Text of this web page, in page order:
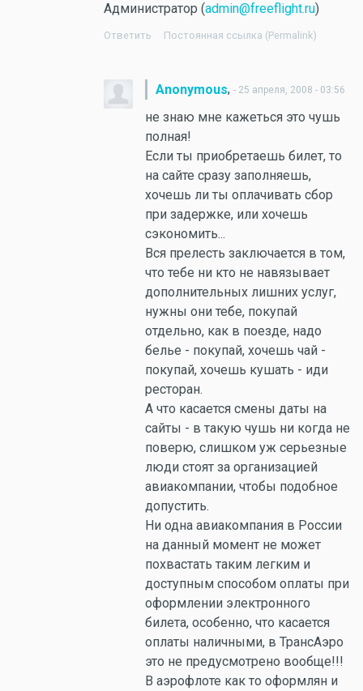
Администратор (admin@freeflight.ru)
Ответить Постоянная ссылка (Permalink)
Anonymous, - 25 апреля, 2008 - 03:56
не знаю мне кажеться это чушь
полная!
Если ты приобретаешь билет, то
на сайте сразу заполняешь,
хочешь ли ты оплачивать сбор
при задержке, или хочешь
сэкономить...
Вся прелесть заключается в том,
что тебе ни кто не навязывает
дополнительных лишних услуг,
нужны они тебе, покупай
отдельно, как в поезде, надо
белье - покупай, хочешь чай -
покупай, хочешь кушать - иди
ресторан.
А что касается смены даты на
сайты - в такую чушь ни когда не
поверю, слишком уж серьезные
люди стоят за организацией
авиакомпании, чтобы подобное
допустить.
Ни одна авиакомпания в России
на данный момент не может
похвастать таким легким и
доступным способом оплаты при
оформлении электронного
билета, особенно, что касается
оплаты наличными, в ТрансАэро
это не предусмотрено вообще!!!
В аэрофлоте как то оформлян и